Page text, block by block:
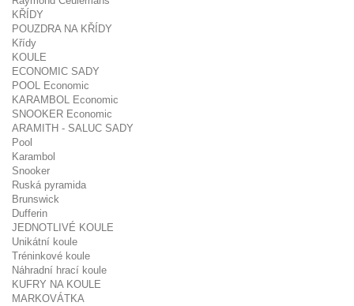
KŘÍDY
POUZDRA NA KŘÍDY
Křídy
KOULE
ECONOMIC SADY
POOL Economic
KARAMBOL Economic
SNOOKER Economic
ARAMITH - SALUC SADY
Pool
Karambol
Snooker
Ruská pyramida
Brunswick
Dufferin
JEDNOTLIVÉ KOULE
Unikátní koule
Tréninkové koule
Náhradní hrací koule
KUFRY NA KOULE
MARKOVÁTKA